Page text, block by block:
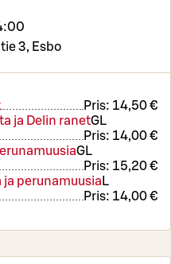
3, Esbo
Pris: 14,50 €
ja Delin ranetGL
Pris: 14,00 €
GL
Pris: 15,20 €
perunamuusia L
Pris: 14,00 €